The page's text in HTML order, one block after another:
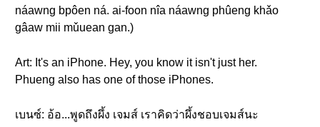
náawng bpôen ná. ai-foon nîa náawng phûeng khǎo
gâaw mii mǔuean gan.)
Art: It's an iPhone. Hey, you know it isn't just her.
Phueng also has one of those iPhones.
เบนซ์: อ้อ...พูดถึงผึ้ง เจมส์ เราคิดว่าผึ้งชอบเจมส์นะ